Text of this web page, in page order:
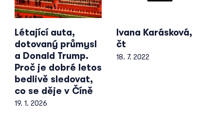
Létající auta,
dotovaný průmysl
a Donald Trump.
Proč je dobré letos
bedlivě sledovat,
co se děje v Číně
19. 1. 2026
Ivana Karásková,
čt
18. 7. 2022